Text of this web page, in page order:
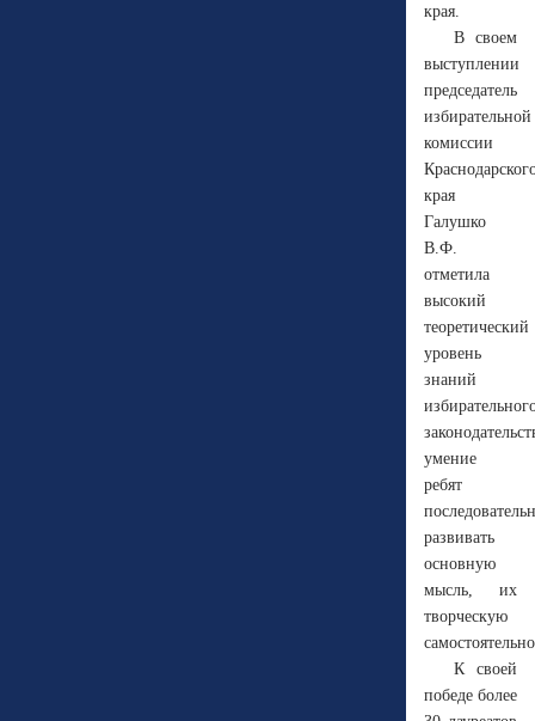
края.
В своем
выступлении
председатель
избирательной
комиссии
края
Галушко
В.Ф.
отметила
высокий
теоретический
уровень
знаний
умение
ребят
развивать
основную
мысль, их
творческую
К своей
победе более